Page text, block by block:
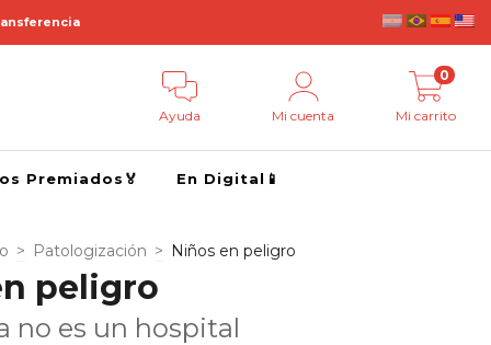
Ayuda Mi cuenta Mi carrito
0
Premiados🏅 En Digital📱
> Patologización > Niños en peligro
peligro
no es un hospital